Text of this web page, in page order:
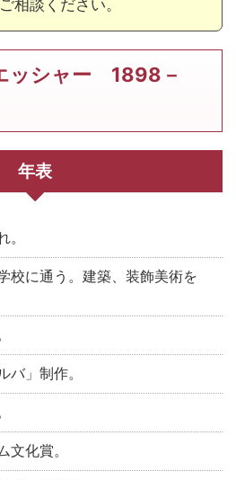
相談ください。
ッシャー 1898－
年表
。
校に通う。建築、装飾美術を
バ」制作。
文化賞。